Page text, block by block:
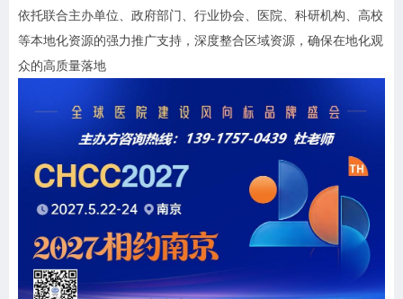
依托联合主办单位、政府部门、行业协会、医院、科研机构、高校
等本地化资源的强力推广支持，深度整合区域资源，确保在地化观
众的高质量落地